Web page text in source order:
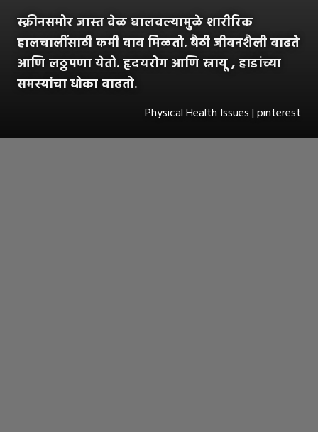
स्क्रीनसमोर जास्त वेळ घालवल्यामुळे शारीरिक
हालचालींसाठी कमी वाव मिळतो. बैठी जीवनशैली वाढते
आणि लठ्ठपणा येतो. हृदयरोग आणि स्नायू , हाडांच्या
समस्यांचा धोका वाढतो.
Physical Health Issues | pinterest